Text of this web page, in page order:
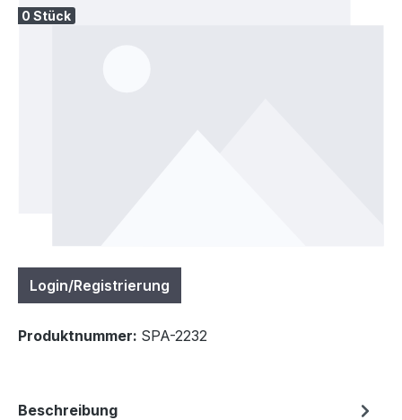
0 Stück
Login/Registrierung
Produktnummer: SPA-2232
Beschreibung